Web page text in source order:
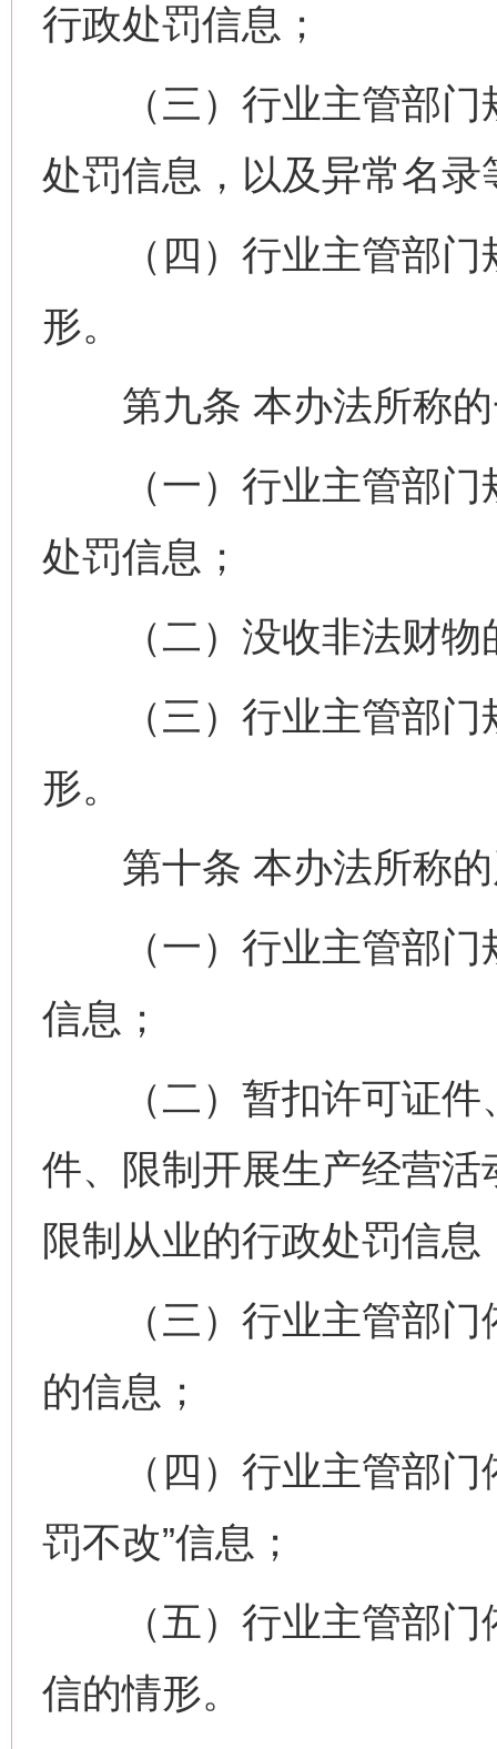
行政处罚信息；
（三）行业主管部门
处罚信息，以及异常名录
（四）行业主管部门
形。
第九条 本办法所称的
（一）行业主管部门
处罚信息；
（二）没收非法财物
（三）行业主管部门
形。
第十条 本办法所称的
（一）行业主管部门
信息；
（二）暂扣许可证件
件、限制开展生产经营
限制从业的行政处罚信息
（三）行业主管部门
的信息；
（四）行业主管部门
罚不改”信息；
（五）行业主管部门
信的情形。